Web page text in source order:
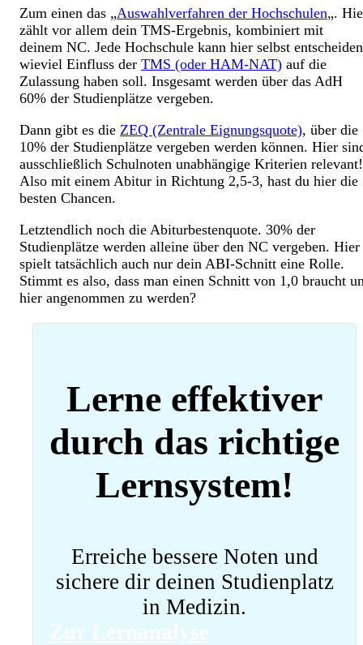
Zum einen das „Auswahlverfahren der Hochschulen„.
zählt vor allem dein TMS-Ergebnis, kombiniert mit
deinem NC. Jede Hochschule kann hier selbst entscheiden
wieviel Einfluss der TMS (oder HAM-NAT) auf die
Zulassung haben soll. Insgesamt werden über das AdH
60% der Studienplätze vergeben.
Dann gibt es die ZEQ (Zentrale Eignungsquote), über die
10% der Studienplätze vergeben werden können. Hier
ausschließlich Schulnoten unabhängige Kriterien relevant!
Also mit einem Abitur in Richtung 2,5-3, hast du hier die
besten Chancen.
Letztendlich noch die Abiturbestenquote. 30% der
Studienplätze werden alleine über den NC vergeben. Hier
spielt tatsächlich auch nur dein ABI-Schnitt eine Rolle.
Stimmt es also, dass man einen Schnitt von 1,0 braucht
hier angenommen zu werden?
Lerne effektiver
durch das richtige
Lernsystem!
Erreiche bessere Noten und
sichere dir deinen Studienplatz
in Medizin.
Zur Lernanalyse